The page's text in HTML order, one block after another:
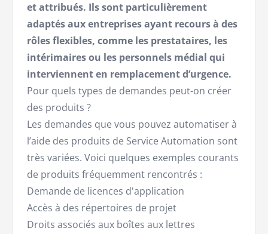
et attribués. Ils sont particulièrement
adaptés aux entreprises ayant recours à des
rôles flexibles, comme les prestataires, les
intérimaires ou les personnels médial qui
interviennent en remplacement d’urgence.
Pour quels types de demandes peut-on créer
des produits ?
Les demandes que vous pouvez automatiser à
l’aide des produits de Service Automation sont
très variées. Voici quelques exemples courants
de produits fréquemment rencontrés :
Demande de licences d'application
Accès à des répertoires de projet
Droits associés aux boîtes aux lettres